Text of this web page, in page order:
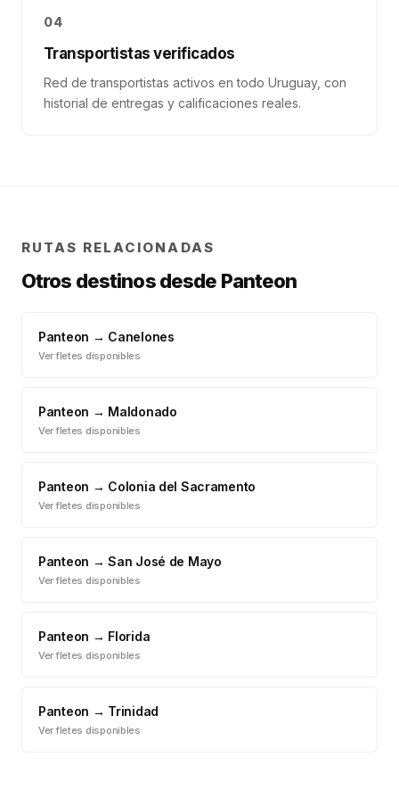
04
Transportistas verificados
Red de transportistas activos en todo Uruguay, con
historial de entregas y calificaciones reales.
RUTAS RELACIONADAS
Otros destinos desde Panteon
Panteon → Canelones
Ver fletes disponibles
Panteon → Maldonado
Ver fletes disponibles
Panteon → Colonia del Sacramento
Ver fletes disponibles
Panteon →San José de Mayo
Ver fletes disponibles
Panteon → Florida
Ver fletes disponibles
Panteon → Trinidad
Ver fletes disponibles